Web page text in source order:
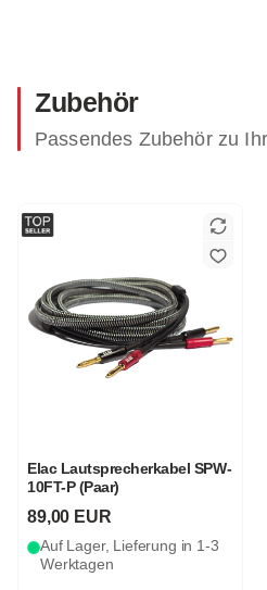
Zubehör
Passendes Zubehör zu
Elac Lautsprecherkabel SPW-
10FT-P (Paar)
89,00 EUR
Auf Lager, Lieferung in 1-3
Werktagen